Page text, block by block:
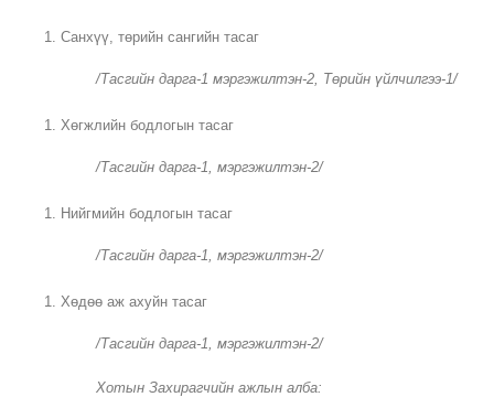
Санхүү, төрийн сангийн тасаг
/Тасгийн дарга-1 мэргэжилтэн-2, Төрийн үйлчилгээ-1/
Хөгжлийн бодлогын тасаг
/Тасгийн дарга-1, мэргэжилтэн-2/
Нийгмийн бодлогын тасаг
/Тасгийн дарга-1, мэргэжилтэн-2/
Хөдөө аж ахуйн тасаг
/Тасгийн дарга-1, мэргэжилтэн-2/
Хотын Захирагчийн ажлын алба: